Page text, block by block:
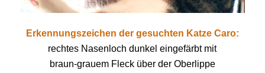
Erkennungszeichen der gesuchten Katze Caro:
rechtes Nasenloch dunkel eingefärbt mit
braun-grauem Fleck über der Oberlippe